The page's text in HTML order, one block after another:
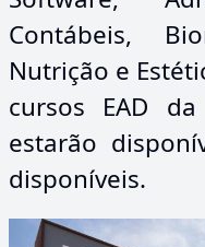
Contábeis,
Nutrição e
cursos EAD
estarão
disponíveis.